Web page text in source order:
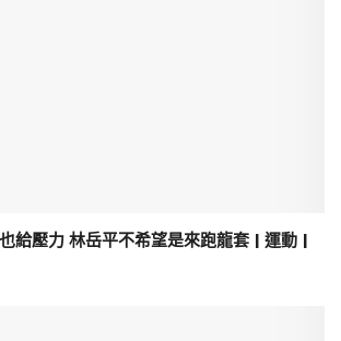
給壓力 林岳平不希望是來跑龍套 | 運動 |